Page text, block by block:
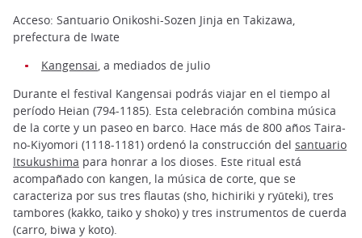
Acceso: Santuario Onikoshi-Sozen Jinja en Takizawa,
prefectura de Iwate
Kangensai, a mediados de julio
Durante el festival Kangensai podrás viajar en el tiempo al
período Heian (794-1185). Esta celebración combina música
de la corte y un paseo en barco. Hace más de 800 años Taira-
no-Kiyomori (1118-1181) ordenó la construcción del santuario
Itsukushima para honrar a los dioses. Este ritual está
acompañado con kangen, la música de corte, que se
caracteriza por sus tres flautas (sho, hichiriki y ryūteki), tres
tambores (kakko, taiko y shoko) y tres instrumentos de cuerda
(carro, biwa y koto).